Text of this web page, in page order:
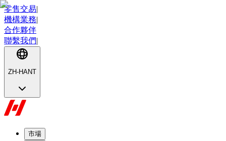
零售交易|
機構業務|
合作夥伴
聯繫我們|
ZH-HANT
市場